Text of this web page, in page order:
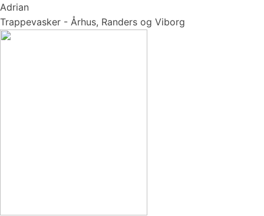
Adrian
Trappevasker - Århus, Randers og Viborg